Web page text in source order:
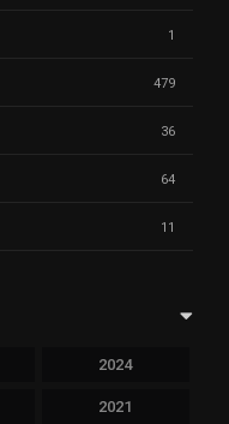
1
479
36
64
11
2024
2021